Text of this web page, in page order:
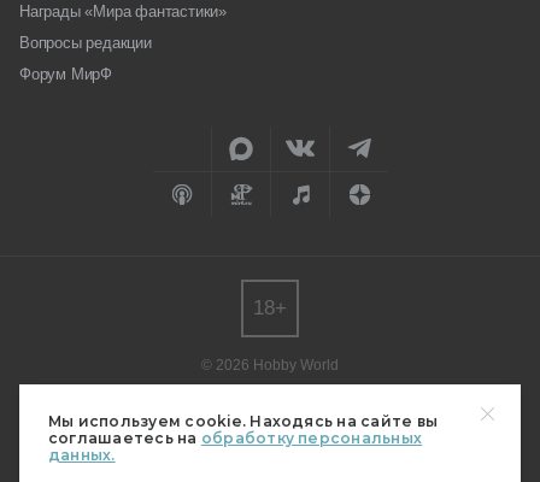
Мы используем cookie. Находясь на сайте вы
соглашаетесь на обработку персональных
данных.
Награды «Мира фантастики»
Вопросы редакции
Форум МирФ
© 2026 Hobby World
редакции.
Мнение авторов может не совпадать с мнением редакции.
Свидетельство о регистрации СМИ серия Эл № ФС77-82485
18+